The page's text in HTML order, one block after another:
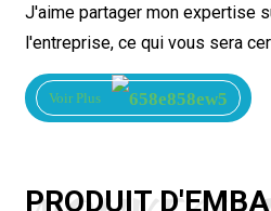
J'aime partager mon expertise
l'entreprise, ce qui vous sera
Voir Plus
PRODUIT